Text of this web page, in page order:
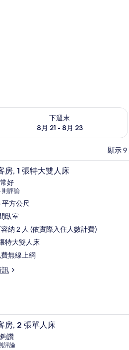
下週末
8月 21 - 8月 23
下週末 (8月 21 - 8月 23) 的供應情況
顯示 9
床單 基本客房, 1 張
房, 1 張特大雙人床
，滿分 10 分
好
則評論
平方公尺
臥室
納 2 人 (依實際入住人數計費)
特大雙人床
無線上網
訊
線上網、床單 遮光布/窗簾、
房, 2 張單人床
，滿分 10 分
讚
評論